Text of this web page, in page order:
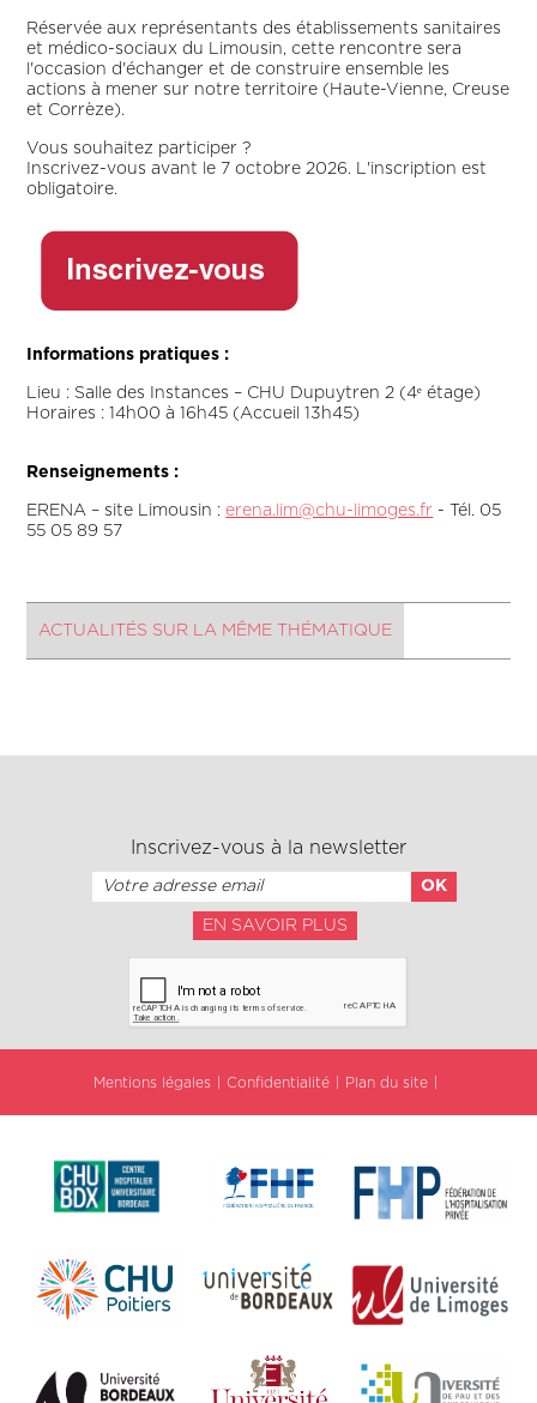
Réservée aux représentants des établissements sanitaires
et médico-sociaux du Limousin, cette rencontre sera
l'occasion d'échanger et de construire ensemble les
actions à mener sur notre territoire (Haute-Vienne, Creuse
et Corrèze).
Vous souhaitez participer ?
Inscrivez-vous avant le 7 octobre 2026. L'inscription est
obligatoire.
Informations pratiques :
Lieu : Salle des Instances – CHU Dupuytren 2 (4ᵉ étage)
Horaires : 14h00 à 16h45 (Accueil 13h45)
Renseignements :
ERENA – site Limousin :erena.lim@chu-limoges.fr - Tél. 05
55 05 89 57
ACTUALITÉS SUR LA MÊME THÉMATIQUE
Inscrivez-vous à la newsletter
EN SAVOIR PLUS
Mentions légales Confidentialité Plan du site